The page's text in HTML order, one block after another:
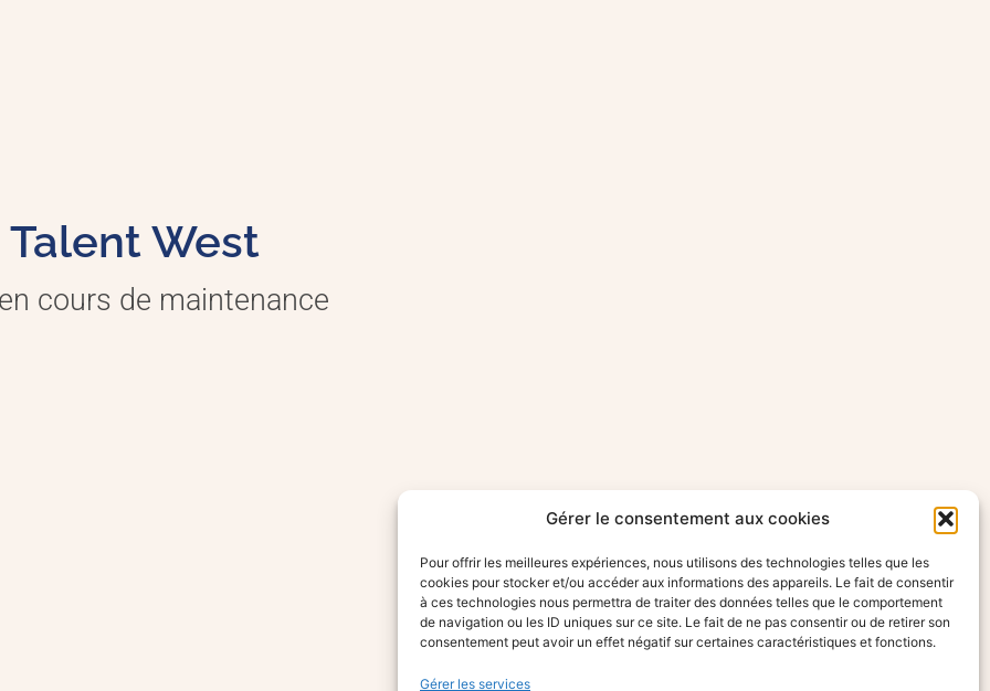
Gérer le consentement aux cookies
Pour offrir les meilleures expériences, nous utilisons des technologies telles que les
cookies pour stocker et/ou accéder aux informations des appareils. Le fait de consentir
à ces technologies nous permettra de traiter des données telles que le comportement
de navigation ou les ID uniques sur ce site. Le fait de ne pas consentir ou de retirer son
consentement peut avoir un effet négatif sur certaines caractéristiques et fonctions.
Gérer les services
Talent West
cours de maintenance